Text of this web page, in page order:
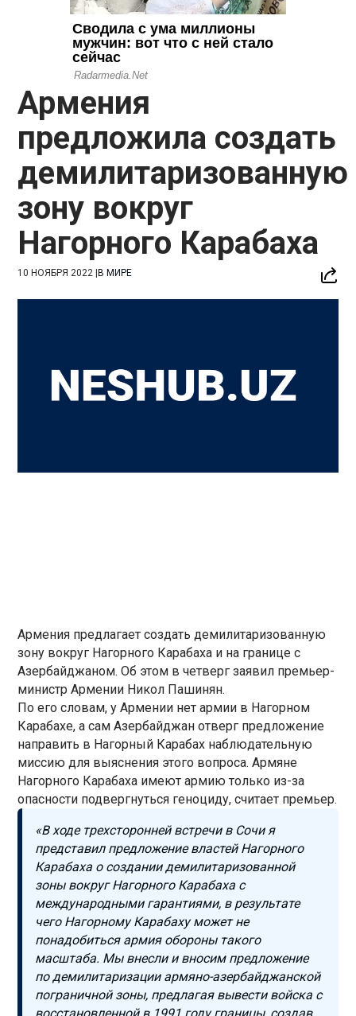
Армения
предложила создать
демилитаризованную
зону вокруг
Нагорного Карабаха
10 НОЯБРЯ 2022 |В МИРЕ
Армения предлагает создать демилитаризованную
зону вокруг Нагорного Карабаха и на границе с
Азербайджаном. Об этом в четверг заявил премьер-
министр Армении Никол Пашинян.
По его словам, у Армении нет армии в Нагорном
Карабахе, а сам Азербайджан отверг предложение
направить в Нагорный Карабах наблюдательную
миссию для выяснения этого вопроса. Армяне
Нагорного Карабаха имеют армию только из-за
опасности подвергнуться геноциду, считает премьер.
«В ходе трехсторонней встречи в Сочи я
представил предложение властей Нагорного
Карабаха о создании демилитаризованной
зоны вокруг Нагорного Карабаха с
международными гарантиями, в результате
чего Нагорному Карабаху может не
понадобиться армия обороны такого
масштаба. Мы внесли и вносим предложение
по демилитаризации армяно-азербайджанской
пограничной зоны, предлагая вывести войска с